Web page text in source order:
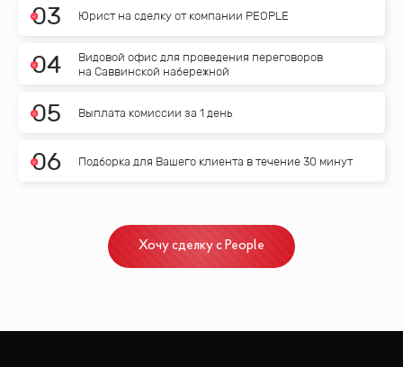
03 Юрист на сделку от компании PEOPLE
04
Видовой офис для проведения переговоров
на Саввинской набережной
05 Выплата комиссии за 1 день
06 Подборка для Вашего клиента в течение 30 минут
Хочу сделку с People